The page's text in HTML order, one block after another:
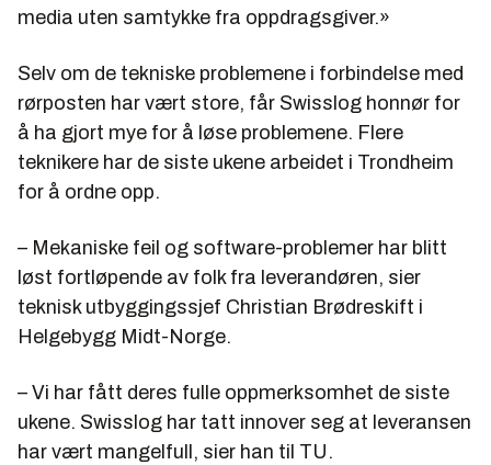
media uten samtykke fra oppdragsgiver.»
Selv om de tekniske problemene i forbindelse med
rørposten har vært store, får Swisslog honnør for
å ha gjort mye for å løse problemene. Flere
teknikere har de siste ukene arbeidet i Trondheim
for å ordne opp.
– Mekaniske feil og software-problemer har blitt
løst fortløpende av folk fra leverandøren, sier
teknisk utbyggingssjef Christian Brødreskift i
Helgebygg Midt-Norge.
– Vi har fått deres fulle oppmerksomhet de siste
ukene. Swisslog har tatt innover seg at leveransen
har vært mangelfull, sier han til TU.